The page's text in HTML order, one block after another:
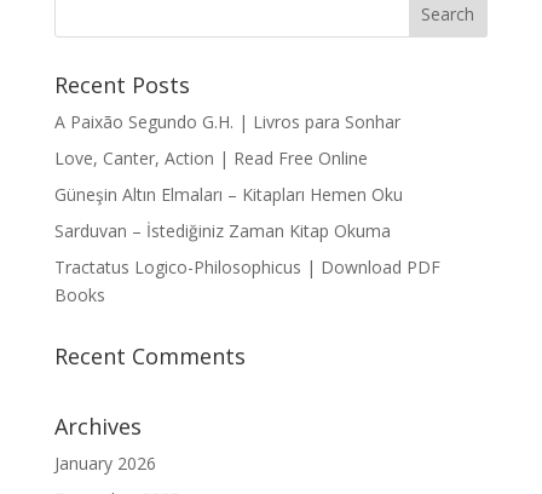
Recent Posts
A Paixão Segundo G.H. | Livros para Sonhar
Love, Canter, Action | Read Free Online
Güneşin Altın Elmaları – Kitapları Hemen Oku
Sarduvan – İstediğiniz Zaman Kitap Okuma
Tractatus Logico-Philosophicus | Download PDF
Books
Recent Comments
Archives
January 2026